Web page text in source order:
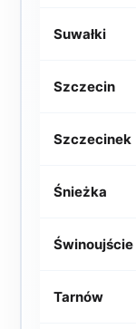
Suwałki
Szczecin
Szczecinek
Śnieżka
Świnoujście
Tarnów